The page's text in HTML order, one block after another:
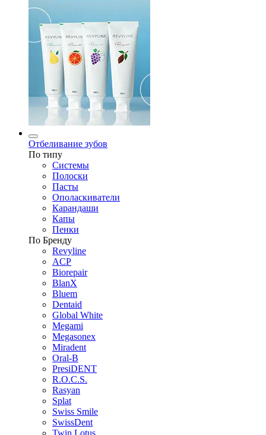
Отбеливание зубов
По типу
Системы
Полоски
Пасты
Ополаскиватели
Карандаши
Капы
Пенки
По Бренду
Revyline
ACP
Biorepair
BlanX
Bluem
Dentaid
Global White
Megami
Megasonex
Miradent
Oral-B
PresiDENT
R.O.C.S.
Rasyan
Splat
Swiss Smile
SwissDent